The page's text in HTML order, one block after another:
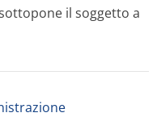
il soggetto a